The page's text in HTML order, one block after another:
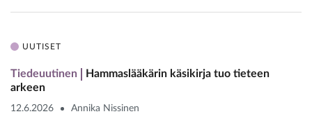
UUTISET
Tiedeuutinen
Hammaslääkärin käsikirja tuo tieteen
arkeen
12.6.2026 Annika Nissinen